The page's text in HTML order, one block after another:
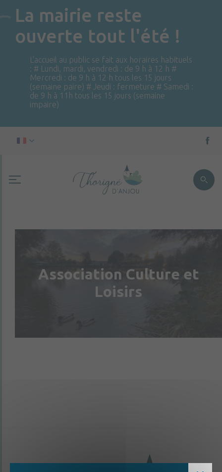
La mairie reste
ouverte tout l'été !
L'accueil au public se fait aux horaires habituels
: # Lundi, mardi, vendredi : de 9 h à 12 h #
Mercredi : de 9 h à 12 h tous les 15 jours
(semaine paire) # Jeudi : fermeture # Samedi :
de 9 h à 11h tous les 15 jours (semaine
impaire)
Association Culture et
Loisirs